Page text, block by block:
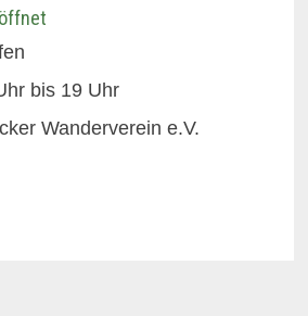
bis 19 Uhr
Wanderverein e.V.